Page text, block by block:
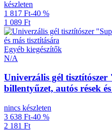
készleten
1 817 Ft-40 %
1 089 Ft
Egyéb kiegészítők
N/A
Univerzális gél
billentyűzet, autós rések
nincs készleten
3 638 Ft-40 %
2 181 Ft